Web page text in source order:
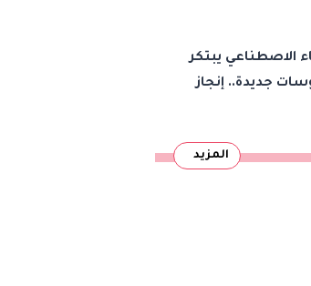
الاصطناعي يبتكر
جديدة.. إنجاز
المزيد